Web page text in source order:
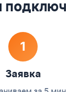
1
Заявка